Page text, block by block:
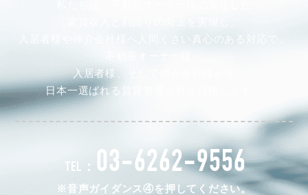
入居者様や仲介会社様へ人間くさい真心のある対応で、
入居者様、そして仲介会社様から
日本一選ばれる賃貸管理会社を目指します。
TEL： 03-6262-9556
※音声ガイダンス④を押してください。